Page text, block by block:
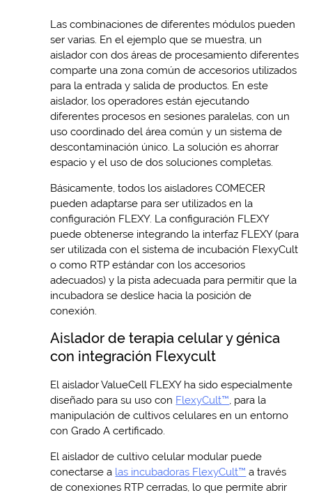
Las combinaciones de diferentes módulos pueden
ser varias. En el ejemplo que se muestra, un
aislador con dos áreas de procesamiento diferentes
comparte una zona común de accesorios utilizados
para la entrada y salida de productos. En este
aislador, los operadores están ejecutando
diferentes procesos en sesiones paralelas, con un
uso coordinado del área común y un sistema de
descontaminación único. La solución es ahorrar
espacio y el uso de dos soluciones completas.
Básicamente, todos los aisladores COMECER
pueden adaptarse para ser utilizados en la
configuración FLEXY. La configuración FLEXY
puede obtenerse integrando la interfaz FLEXY (para
ser utilizada con el sistema de incubación FlexyCult
o como RTP estándar con los accesorios
adecuados) y la pista adecuada para permitir que la
incubadora se deslice hacia la posición de
conexión.
Aislador de terapia celular y génica
con integración Flexycult
El aislador ValueCell FLEXY ha sido especialmente
diseñado para su uso con FlexyCult™ , para la
manipulación de cultivos celulares en un entorno
con Grado A certificado.
El aislador de cultivo celular modular puede
conectarse a las incubadoras FlexyCult™ a través
de conexiones RTP cerradas, lo que permite abrir